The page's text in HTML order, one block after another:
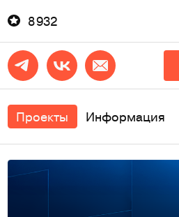
8 932
Проекты Информация